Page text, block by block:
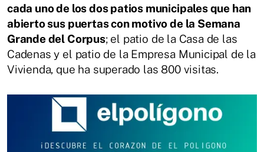
cada uno de los dos patios municipales que han
abierto sus puertas con motivo de la Semana
Grande del Corpus; el patio de la Casa de las
Cadenas y el patio de la Empresa Municipal de la
Vivienda, que ha superado las 800 visitas.